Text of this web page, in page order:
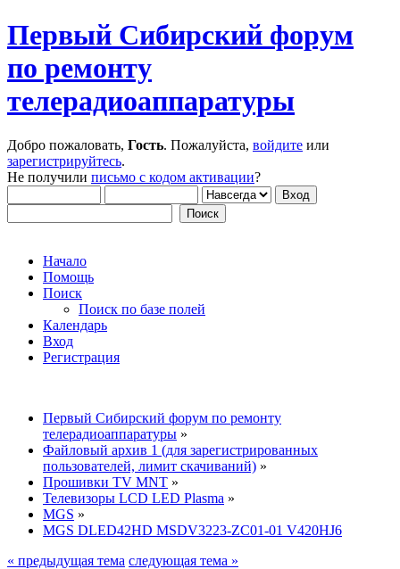
Первый Сибирский форум
по ремонту
телерадиоаппаратуры
Добро пожаловать, Гость. Пожалуйста, войдите или
зарегистрируйтесь.
Не получили письмо с кодом активации?
Начало
Помощь
Поиск
Поиск по базе полей
Календарь
Вход
Регистрация
Первый Сибирский форум по ремонту
телерадиоаппаратуры »
Файловый архив 1 (для зарегистрированных
пользователей, лимит скачиваний) »
Прошивки TV MNT »
Телевизоры LCD LED Plasma »
MGS »
MGS DLED42HD MSDV3223-ZC01-01 V420HJ6
« предыдущая тема следующая тема »